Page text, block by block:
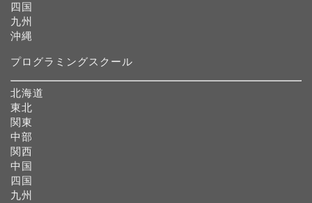
四国
九州
沖縄
プログラミングスクール
北海道
東北
関東
中部
関西
中国
四国
九州